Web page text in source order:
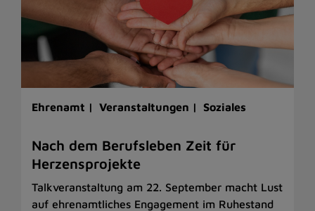
Ehrenamt | Veranstaltungen | Soziales
Nach dem Berufsleben Zeit für
Herzensprojekte
Talkveranstaltung am 22. September macht Lust
auf ehrenamtliches Engagement im Ruhestand